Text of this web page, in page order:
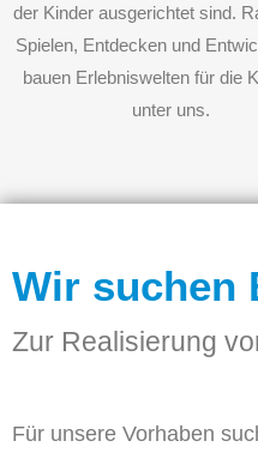
der Kinder ausgerichtet sind.
Spielen, Entdecken und
bauen Erlebniswelten für die
unter uns.
Wir suchen
Zur Realisierung
Für unsere Vorhaben